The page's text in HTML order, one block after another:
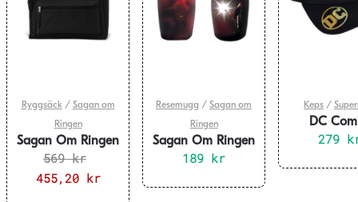
Ryggsäck/ Sagan om
Ringen
Sagan Om Ringen
Ryggsäck
569kr
Det
455,20 krDet
nuvarande
Resemugg / Sagan om
Ringen
Sagan Om Ringen
Resemugg
189 kr
Keps /
DC
Superman
279